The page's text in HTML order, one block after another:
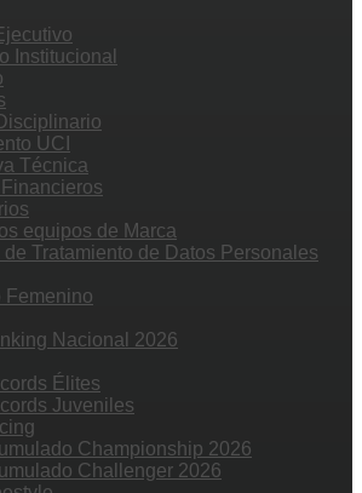
Institucional
UCI
Técnica
equipos de Marca
de Tratamiento de Datos Personales
Femenino
Nacional 2026
Élites
Juveniles
Championship 2026
Challenger 2026